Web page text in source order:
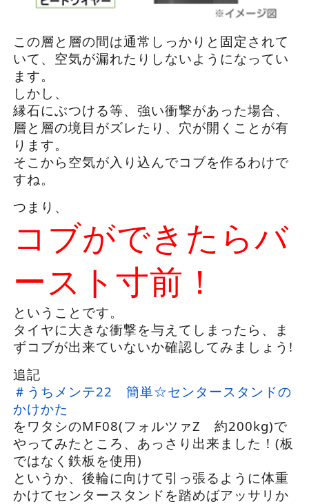
この層と層の間は通常しっかりと固定されて
いて、空気が漏れたりしないようになってい
ます。
しかし、
縁石にぶつける等、強い衝撃があった場合、
層と層の境目がズレたり、穴が開くことが有
ります。
そこから空気が入り込んでコブを作るわけで
すね。
つまり、
コブができたらバ
ースト寸前！
ということです。
タイヤに大きな衝撃を与えてしまったら、ま
ずコブが出来ていないか確認してみましょう!
追記
＃うちメンテ22 簡単☆センタースタンドの
かけかた
をワタシのMF08(フォルツァZ 約200kg)で
やってみたところ、あっさり出来ました！(板
ではなく鉄板を使用)
というか、後輪に向けて引っ張るように体重
かけてセンタースタンドを踏めばアッサリか